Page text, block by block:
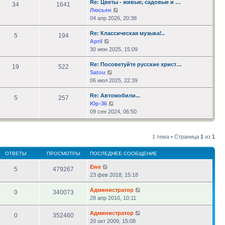
сообщению
34 1641
Re: Цветы - живые, садовые и …
Люсьен
к
последнему
сообщению
04 апр 2026, 20:38
5 194
Re: Классическая музыка!..
April
к
последнему
сообщению
30 июн 2025, 15:09
19 522
Re: Посоветуйте русские христ…
Satou
к
последнему
сообщению
06 июл 2025, 22:39
5 257
Re: Автомобили...
Юр-36
к
последнему
09 сен 2024, 06:50
1 тема • Страница 1 из 1
ОТВЕТЫ ПРОСМОТРЫ ПОСЛЕДНЕЕ СООБЩЕНИЕ
5 479267
Ewe
23 фев 2018, 15:18
0 340073
Администратор
28 апр 2010, 10:11
0 352460
Администратор
20 окт 2009, 15:08